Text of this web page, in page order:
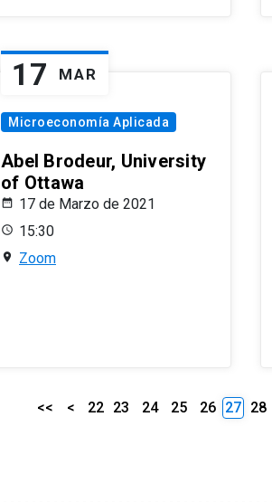
17 MAR
Microeconomía Aplicada
Abel Brodeur, University
of Ottawa
17 de Marzo de 2021
15:30
Zoom
<< < 22 23 24 25 26 27 28